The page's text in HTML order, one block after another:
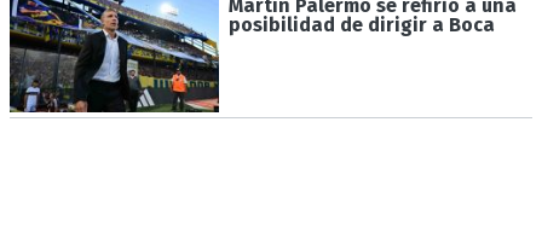
Martín Palermo se refirió a una
posibilidad de dirigir a Boca